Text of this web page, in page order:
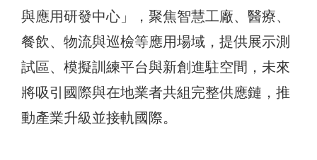
與應用研發中心」，聚焦智慧工廠、醫療、
餐飲、物流與巡檢等應用場域，提供展示測
試區、模擬訓練平台與新創進駐空間，未來
將吸引國際與在地業者共組完整供應鏈，推
動產業升級並接軌國際。